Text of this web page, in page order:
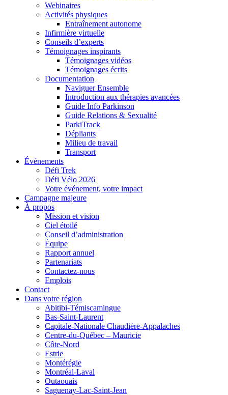
Webinaires
Activités physiques
Entraînement autonome
Infirmière virtuelle
Conseils d’experts
Témoignages inspirants
Témoignages vidéos
Témoignages écrits
Documentation
Naviguer Ensemble
Introduction aux thérapies avancées
Guide Info Parkinson
Guide Relations & Sexualité
ParkiTrack
Dépliants
Milieu de travail
Transport
Événements
Défi Trek
Défi Vélo 2026
Votre événement, votre impact
Campagne majeure
À propos
Mission et vision
Ciel étoilé
Conseil d’administration
Équipe
Rapport annuel
Partenariats
Contactez-nous
Emplois
Contact
Dans votre région
Abitibi-Témiscamingue
Bas-Saint-Laurent
Capitale-Nationale Chaudière-Appalaches
Centre-du-Québec – Mauricie
Côte-Nord
Estrie
Montérégie
Montréal-Laval
Outaouais
Saguenay-Lac-Saint-Jean